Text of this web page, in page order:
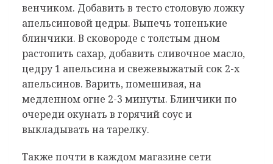
венчиком. Добавить в тесто столовую ложку
апельсиновой цедры. Выпечь тоненькие
блинчики. В сковороде с толстым дном
растопить сахар, добавить сливочное масло,
цедру 1 апельсина и свежевыжатый сок 2-х
апельсинов. Варить, помешивая, на
медленном огне 2-3 минуты. Блинчики по
очереди окунать в горячий соус и
выкладывать на тарелку.
Также почти в каждом магазине сети